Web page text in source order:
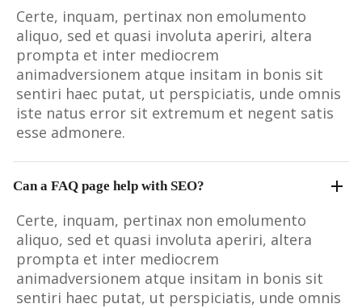
Certe, inquam, pertinax non emolumento
aliquo, sed et quasi involuta aperiri, altera
prompta et inter mediocrem
animadversionem atque insitam in bonis sit
sentiri haec putat, ut perspiciatis, unde omnis
iste natus error sit extremum et negent satis
esse admonere.
Can a FAQ page help with SEO?
Certe, inquam, pertinax non emolumento
aliquo, sed et quasi involuta aperiri, altera
prompta et inter mediocrem
animadversionem atque insitam in bonis sit
sentiri haec putat, ut perspiciatis, unde omnis